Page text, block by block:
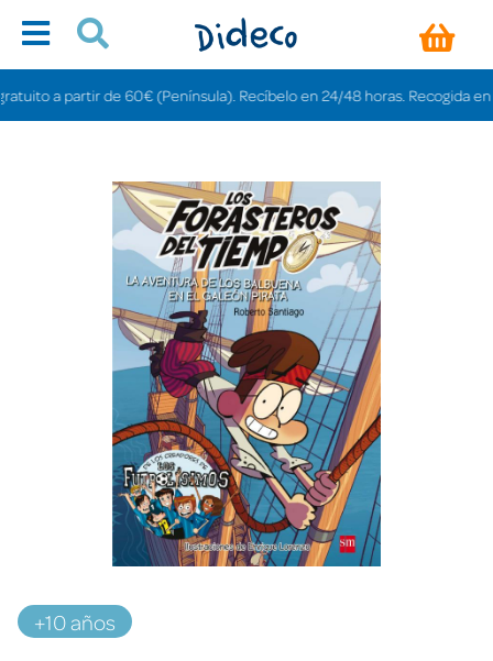
a partir de 60€ (Península). Recíbelo en 24/48 horas. Recogida en
+10 años